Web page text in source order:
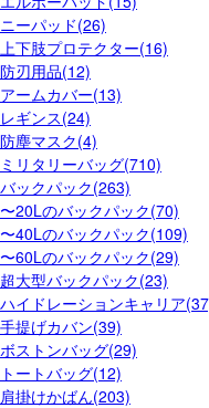
ニーパッド(26)
上下肢プロテクター(16)
防刃用品(12)
アームカバー(13)
レギンス(24)
防塵マスク(4)
ミリタリーバッグ(710)
バックパック(263)
〜20Lのバックパック(70)
〜40Lのバックパック(109)
〜60Lのバックパック(29)
超大型バックパック(23)
ハイドレーションキャリア
手提げカバン(39)
ボストンバッグ(29)
トートバッグ(12)
肩掛けかばん(203)